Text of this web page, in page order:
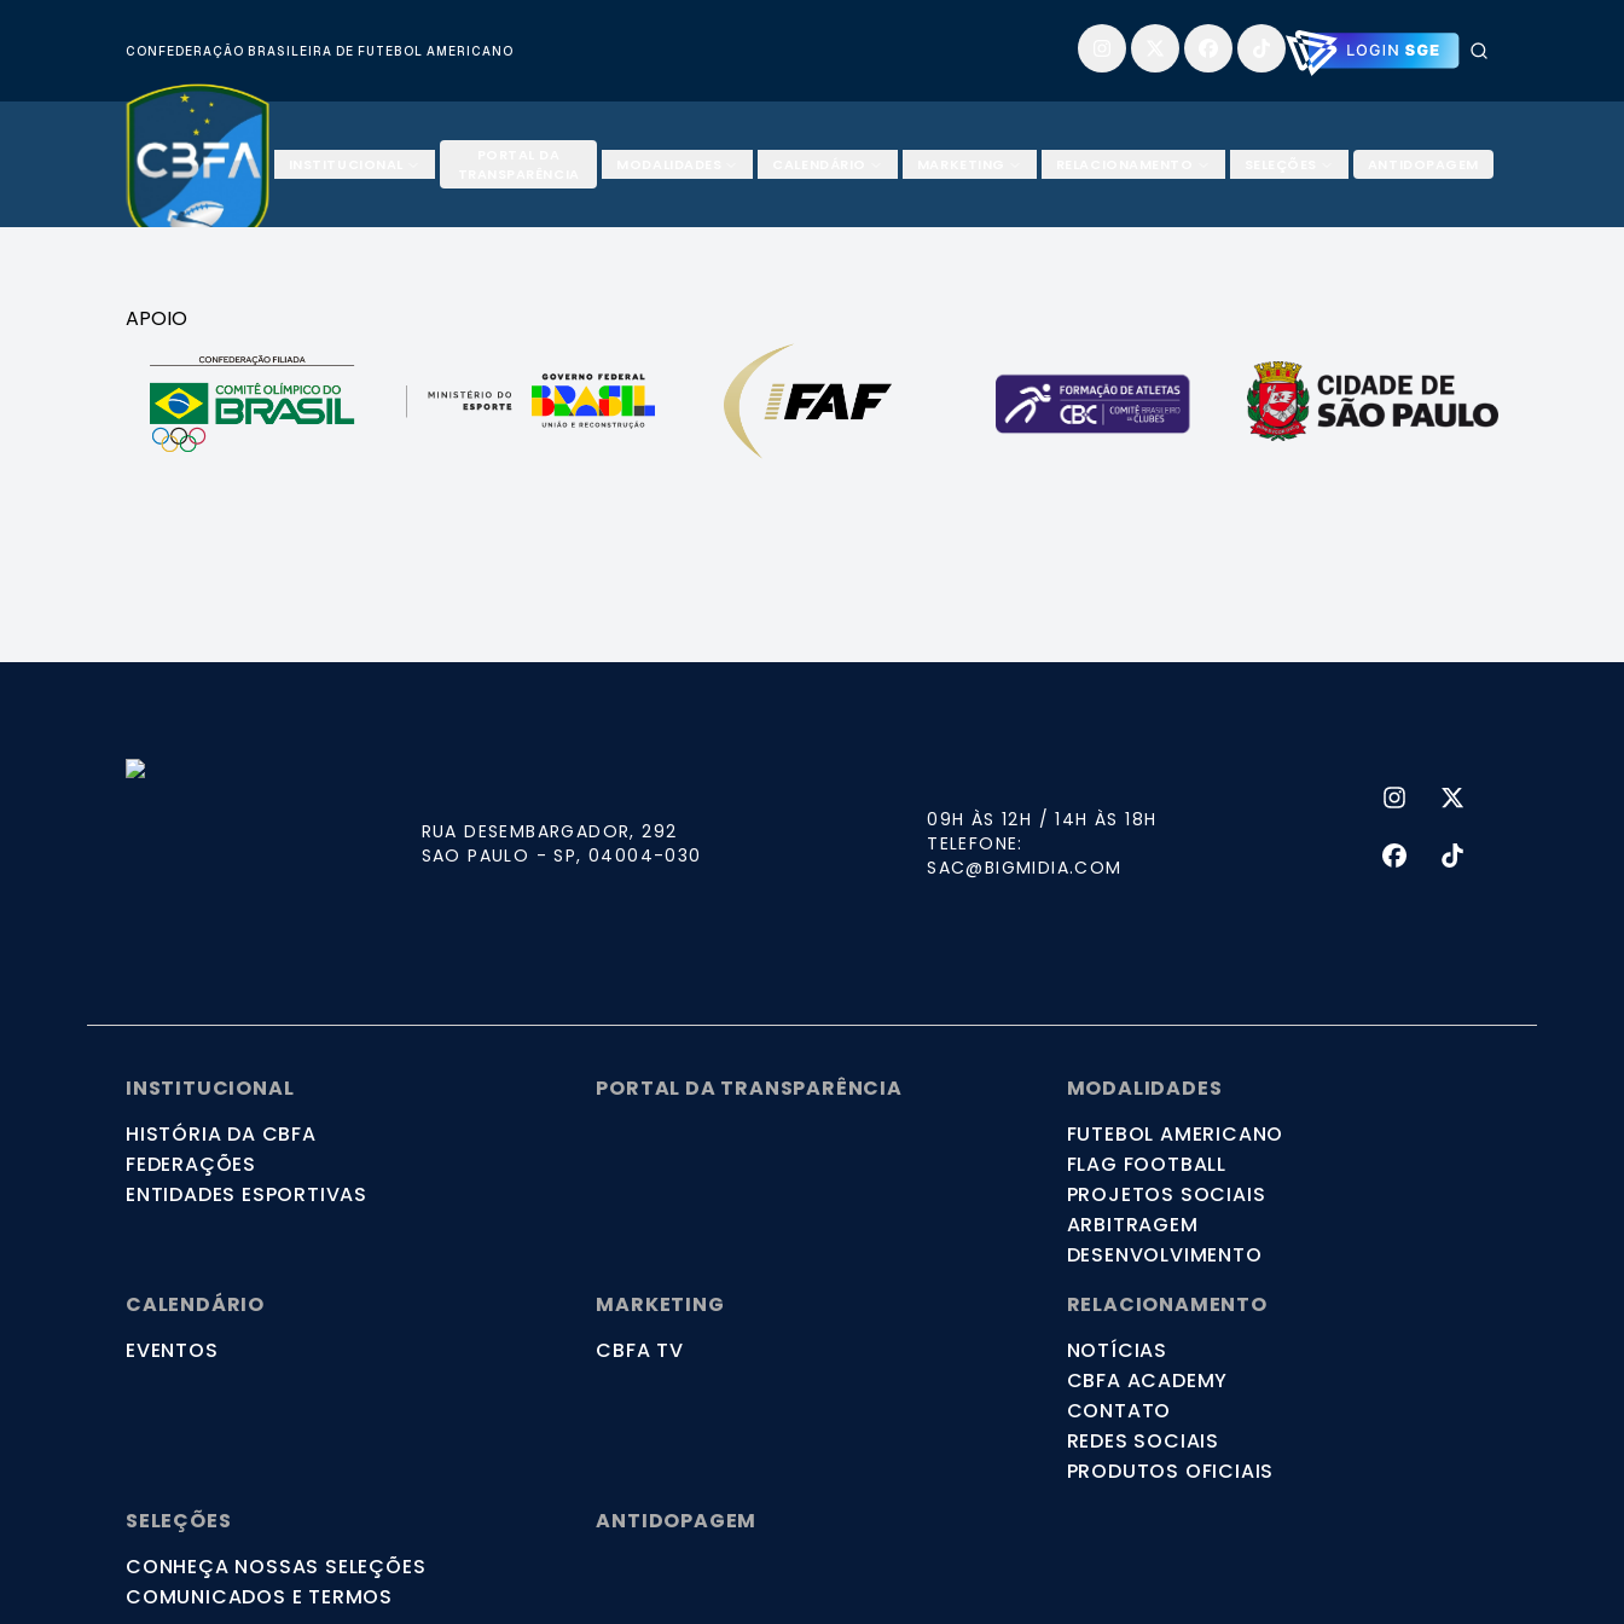
CONFEDERAÇÃO BRASILEIRA DE FUTEBOL AMERICANO
APOIO
RUA DESEMBARGADOR, 292
SAO PAULO - SP, 04004-030
09H ÀS 12H / 14H ÀS 18H
TELEFONE:
SAC@BIGMIDIA.COM
INSTITUCIONAL
HISTÓRIA DA CBFA
FEDERAÇÕES
ENTIDADES ESPORTIVAS
PORTAL DA TRANSPARÊNCIA
MODALIDADES
FUTEBOL AMERICANO
FLAG FOOTBALL
PROJETOS SOCIAIS
ARBITRAGEM
DESENVOLVIMENTO
CALENDÁRIO
EVENTOS
MARKETING
CBFA TV
RELACIONAMENTO
NOTÍCIAS
CBFA ACADEMY
CONTATO
REDES SOCIAIS
PRODUTOS OFICIAIS
SELEÇÕES
CONHEÇA NOSSAS SELEÇÕES
COMUNICADOS E TERMOS
ANTIDOPAGEM